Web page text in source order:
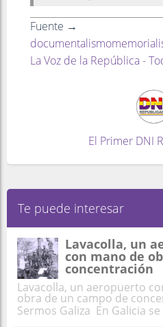
Fuente →
La Voz de la República -
El Primer DNI
Te puede interesar
Lavacolla, un
con mano de
concentración
Lavacolla, un aeropuerto
obra de un campo de
Sermos Galiza En Galicia se